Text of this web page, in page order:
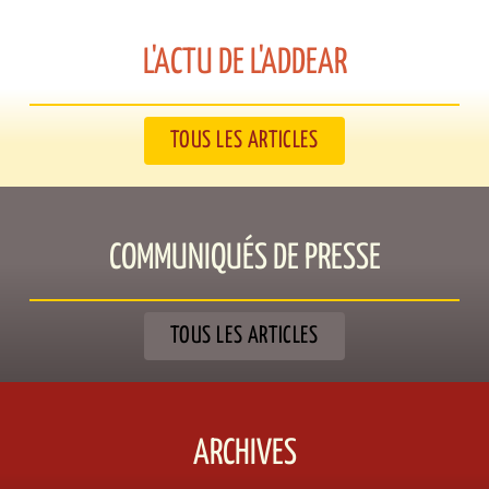
L'ACTU DE L'ADDEAR​
TOUS LES ARTICLES
COMMUNIQUÉS DE PRESSE​
TOUS LES ARTICLES
ARCHIVES